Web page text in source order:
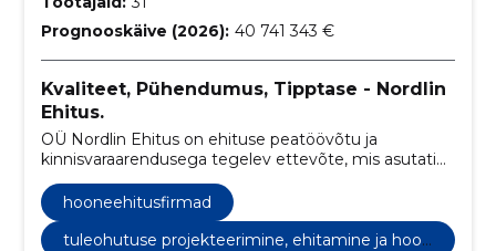
Prognooskäive (2026): 40 741 343 €
Kvaliteet, Pühendumus, Tipptase - Nordlin
Ehitus.
OÜ Nordlin Ehitus on ehituse peatöövõtu ja
kinnisvaraarendusega tegelev ettevõte, mis asutati
2010. aastal. Neljateistkümne tegutsemisaasta
jooksul oleme kasvanud üheks turu juhtivaks
ettevõtteks Eestis.
hooneehitusfirmad
tuleohutuse projekteerimine, ehitamine ja hool